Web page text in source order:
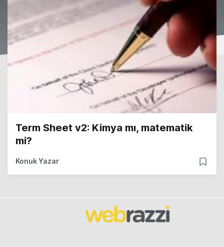
Term Sheet v2: Kimya mı, matematik
mi?
Konuk Yazar